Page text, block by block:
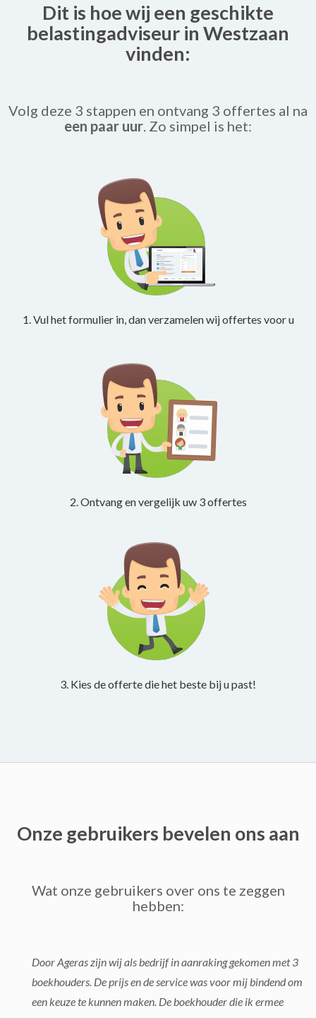
Dit is hoe wij een geschikte
belastingadviseur in Westzaan
vinden:
Volg deze 3 stappen en ontvang 3 offertes al na
een paar uur. Zo simpel is het:
1. Vul het formulier in, dan verzamelen wij offertes voor u
2. Ontvang en vergelijk uw 3 offertes
3. Kies de offerte die het beste bij u past!
Onze gebruikers bevelen ons aan
Wat onze gebruikers over ons te zeggen
hebben:
Door Ageras zijn wij als bedrijf in aanraking gekomen met 3
boekhouders. De prijs en de service was voor mij bindend om
een keuze te kunnen maken. De boekhouder die ik ermee